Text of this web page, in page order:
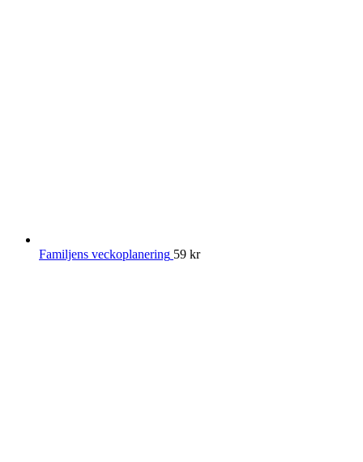
Familjens veckoplanering 59 kr